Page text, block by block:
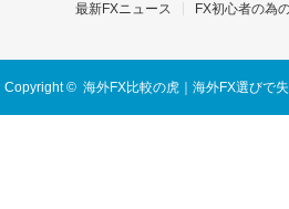
最新FXニュース
FX初心者の為
Copyright © 海外FX比較の虎｜海外FX選びで